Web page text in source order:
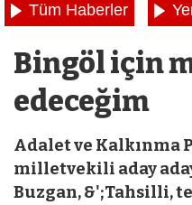
Tüm Haberler
Bingöl için
edeceğim
Adalet ve Kalkınma
milletvekili aday
Buzgan, &';Tahsilli,